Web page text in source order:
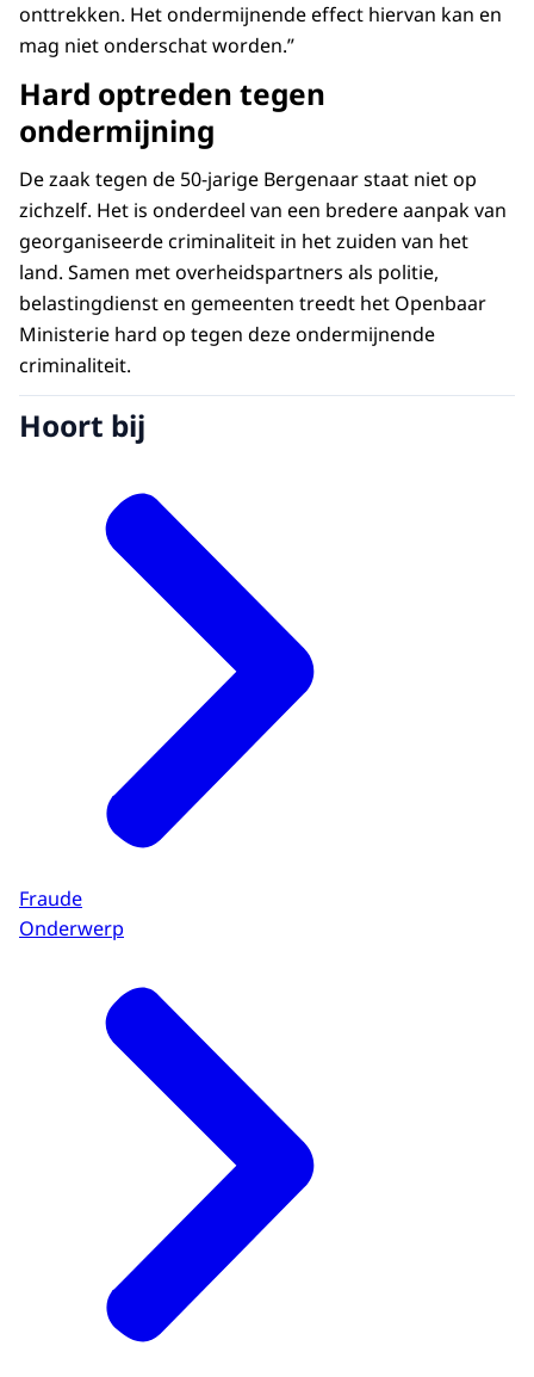
onttrekken. Het ondermijnende effect hiervan kan en
mag niet onderschat worden.”
Hard optreden tegen
ondermijning
De zaak tegen de 50-jarige Bergenaar staat niet op
zichzelf. Het is onderdeel van een bredere aanpak van
georganiseerde criminaliteit in het zuiden van het
land. Samen met overheidspartners als politie,
belastingdienst en gemeenten treedt het Openbaar
Ministerie hard op tegen deze ondermijnende
criminaliteit.
Hoort bij
Fraude
Onderwerp